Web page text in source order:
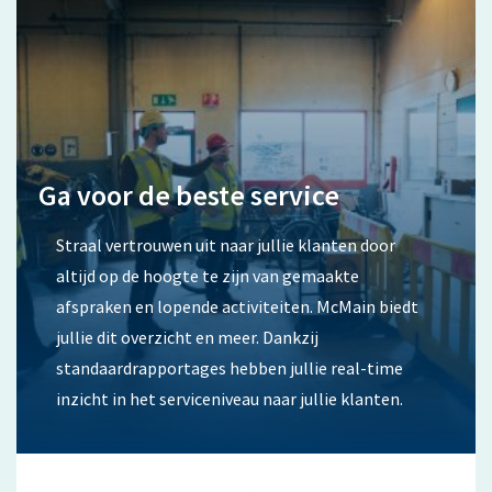
Ga voor de beste service
Straal vertrouwen uit naar jullie klanten door
altijd op de hoogte te zijn van gemaakte
afspraken en lopende activiteiten. McMain biedt
jullie dit overzicht en meer. Dankzij
standaardrapportages hebben jullie real-time
inzicht in het serviceniveau naar jullie klanten.